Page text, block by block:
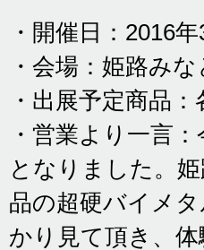
・開催日：2016
・会場：姫路み
・出展予定商品
・営業より一言
となりました。
品の超硬バイメ
かり見て頂き、